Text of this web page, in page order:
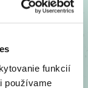
funkcií
používame
a potom
a minerálov.